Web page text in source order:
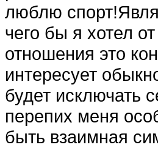
люблю
чего бы я хотел
отношения это
интересует
будет исключать
перепих меня
быть взаимная